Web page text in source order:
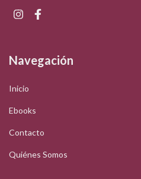
Navegación
Inicio
Ebooks
Contacto
Quiénes Somos